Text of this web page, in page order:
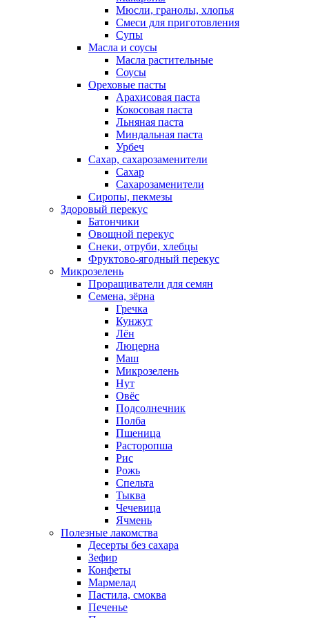
Мюсли, гранолы, хлопья
Смеси для приготовления
Супы
Масла и соусы
Масла растительные
Соусы
Ореховые пасты
Арахисовая паста
Кокосовая паста
Льняная паста
Миндальная паста
Урбеч
Сахар, сахарозаменители
Сахар
Сахарозаменители
Сиропы, пекмезы
Здоровый перекус
Батончики
Овощной перекус
Снеки, отруби, хлебцы
Фруктово-ягодный перекус
Микрозелень
Проращиватели для семян
Семена, зёрна
Гречка
Кунжут
Лён
Люцерна
Маш
Микрозелень
Нут
Овёс
Подсолнечник
Полба
Пшеница
Расторопша
Рис
Рожь
Спельта
Тыква
Чечевица
Ячмень
Полезные лакомства
Десерты без сахара
Зефир
Конфеты
Мармелад
Пастила, смоква
Печенье